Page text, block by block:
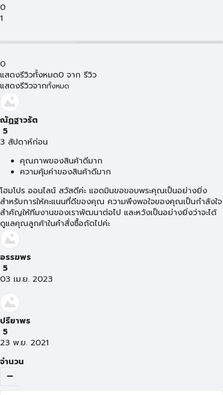
0
1
0
แสดงรีวิวทั้งหมด0 จาก รีวิว
แสดงรีวิวจากทั้งหมด
ณัฏฐาวรัต
5
3 สัปดาห์ก่อน
คุณภาพของสินค้าดีมาก
ความคุ้มค่าของสินค้าดีมาก
โฮมโปร ออนไลน์ สวัสดีค่ะ แอดมินขอขอบพระคุณเป็นอย่างยิ่ง
สำหรับการให้คะแนนที่ดีของคุณ ความพึงพอใจของคุณเป็นกำลังใจ
สำคัญให้ทีมงานของเราพัฒนาต่อไป และหวังเป็นอย่างยิ่งว่าจะได้
ดูแลคุณลูกค้าในคำสั่งซื้อถัดไปค่ะ
อรรฆพร
5
03 เม.ย. 2023
ปรียาพร
5
23 พ.ย. 2021
จำนวน